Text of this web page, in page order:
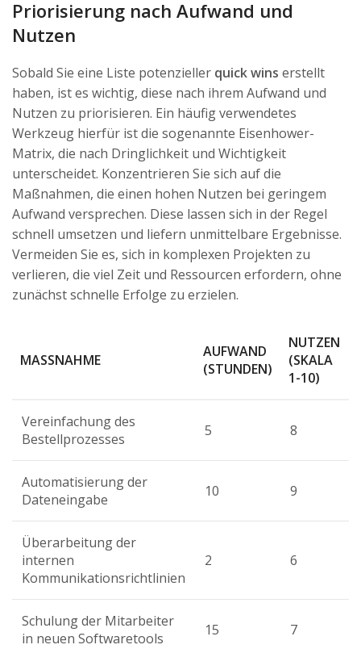
Priorisierung nach Aufwand und
Nutzen
Sobald Sie eine Liste potenzieller quick wins erstellt
haben, ist es wichtig, diese nach ihrem Aufwand und
Nutzen zu priorisieren. Ein häufig verwendetes
Werkzeug hierfür ist die sogenannte Eisenhower-
Matrix, die nach Dringlichkeit und Wichtigkeit
unterscheidet. Konzentrieren Sie sich auf die
Maßnahmen, die einen hohen Nutzen bei geringem
Aufwand versprechen. Diese lassen sich in der Regel
schnell umsetzen und liefern unmittelbare Ergebnisse.
Vermeiden Sie es, sich in komplexen Projekten zu
verlieren, die viel Zeit und Ressourcen erfordern, ohne
zunächst schnelle Erfolge zu erzielen.
MASSNAHME
AUFWAND
(STUNDEN)
NUTZEN
(SKALA
1-10)
Vereinfachung des
Bestellprozesses
5 8
Automatisierung der
Dateneingabe
10 9
Überarbeitung der
internen
Kommunikationsrichtlinien
2 6
Schulung der Mitarbeiter
in neuen Softwaretools
15 7